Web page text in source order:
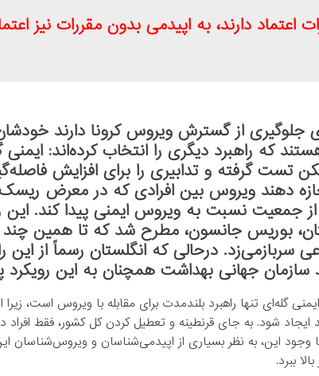
اعتماد دارند، به اپیدمی بدون مقررات نیز
جلوگیری از گسترش ویروس کرونا دارند
که راهبرد دیگری را انتخاب کرده‌اند: ایمنی
تست گرفته و تدابیری را برای افزایش
دهند ویروس بین افرادی که در معرض
جمعیت نسبت به ویروس ایمنی پیدا کند. این
بوریس جانسون، مطرح شد که تا همین چند
سربازمی‌زد. درحالی که انگلستان رسماً از این
سازمان جهانی بهداشت همچنان به این رویکرد
گله‌ای تنها راهبرد بلندمدت برای مقابله با ویروس است، زیرا
شود. به جای قرنطینه و تعطیل کردن کل کشور، فقط
این، به نظر بسیاری از اپیدمی‌شناسان و ویروس‌شناسان
ببرد.